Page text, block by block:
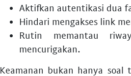
Aktifkan autentikasi dua
Hindari mengakses link
Rutin memantau
mencurigakan.
Keamanan bukan hanya